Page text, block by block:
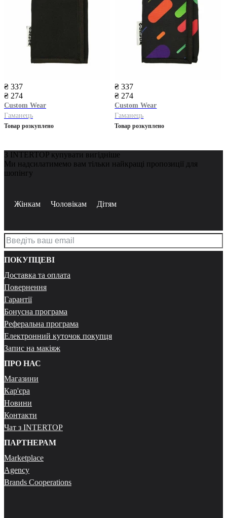
₴ 337
₴ 274
Custom Wear
Гаманець
Товар розкуплено
₴ 337
₴ 274
Custom Wear
Гаманець
Товар розкуплено
З INTERTOP купувати вигідніше
Ми надсилатимемо вам тільки найкращі пропозиції для
шопінгу
Жінкам Чоловікам Дітям
ПОКУПЦЕВІ
Доставка та оплата
Повернення
Гарантії
Бонусна програма
Реферальна програма
Електронний куточок покупця
Запис на макіяж
ПРО НАС
Магазини
Кар'єра
Новини
Контакти
Чат з INTERTOP
ПАРТНЕРАМ
Marketplace
Agency
Brands Cooperations